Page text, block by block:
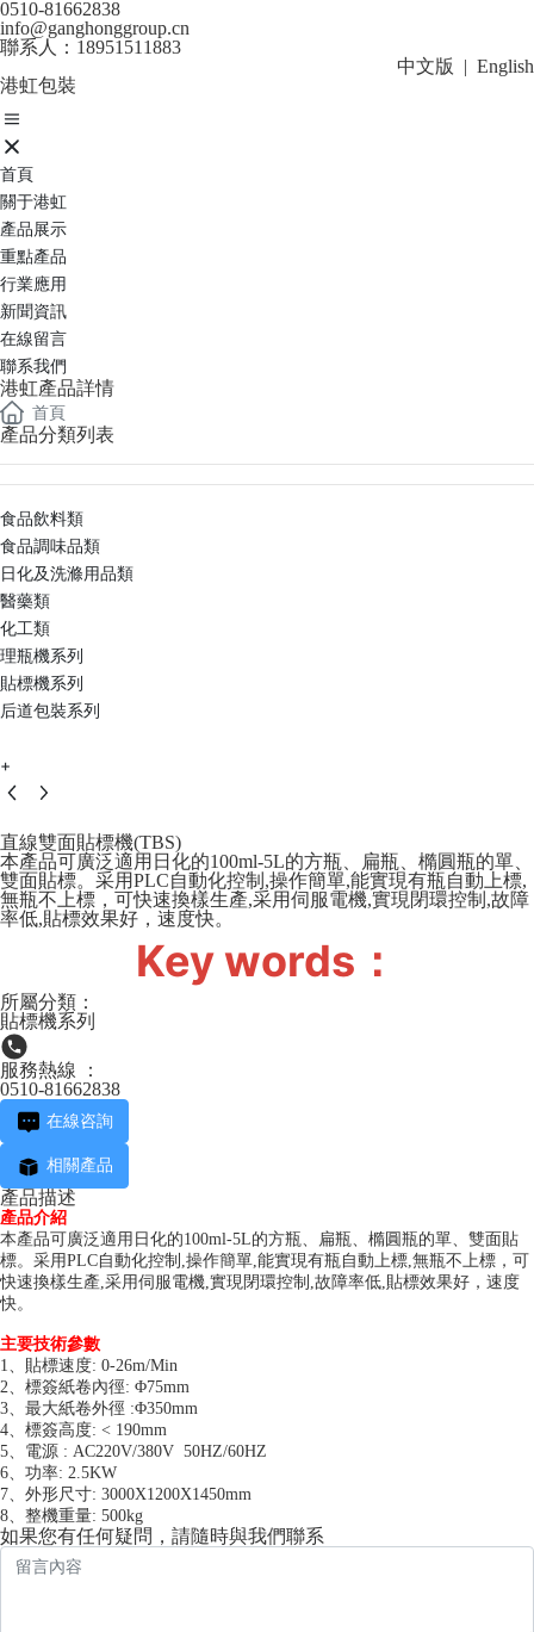
0510-81662838
info@ganghonggroup.cn
聯系人：18951511883
中文版
| English
港虹包裝
首頁
關于港虹
產品展示
重點產品
行業應用
新聞資訊
在線留言
聯系我們
港虹產品詳情
首頁
產品分類列表
食品飲料類
食品調味品類
日化及洗滌用品類
醫藥類
化工類
理瓶機系列
貼標機系列
后道包裝系列
+
直線雙面貼標機(TBS)
本產品可廣泛適用日化的100ml-5L的方瓶、扁瓶、橢圓瓶的單、
雙面貼標。采用PLC自動化控制,操作簡單,能實現有瓶自動上標,
無瓶不上標，可快速換樣生產,采用伺服電機,實現閉環控制,故障
率低,貼標效果好，速度快。
Key words：
所屬分類：
貼標機系列
服務熱線 ：
0510-81662838
在線咨詢
相關產品
產品描述
產品介紹
本產品可廣泛適用日化的100ml-5L的方瓶、扁瓶、橢圓瓶的單、雙面貼
標。采用PLC自動化控制,操作簡單,能實現有瓶自動上標,無瓶不上標，可
快速換樣生產,采用伺服電機,實現閉環控制,故障率低,貼標效果好，速度
快。
主要技術參數
1、貼標速度: 0-26m/Min
2、標簽紙卷內徑: Φ75mm
3、最大紙卷外徑 :Φ350mm
4、標簽高度: < 190mm
5、電源 : AC220V/380V 50HZ/60HZ
6、功率: 2.5KW
7、外形尺寸: 3000X1200X1450mm
8、整機重量: 500kg
如果您有任何疑問，請隨時與我們聯系